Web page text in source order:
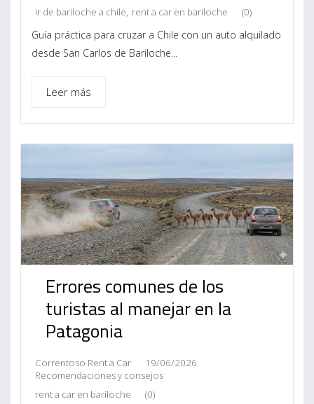
ir de bariloche a chile, rent a car en bariloche (0)
Guía práctica para cruzar a Chile con un auto alquilado
desde San Carlos de Bariloche...
Leer más
Errores comunes de los
turistas al manejar en la
Patagonia
Correntoso Rent a Car
19/06/2026
Recomendaciones y consejos
rent a car en bariloche
(0)